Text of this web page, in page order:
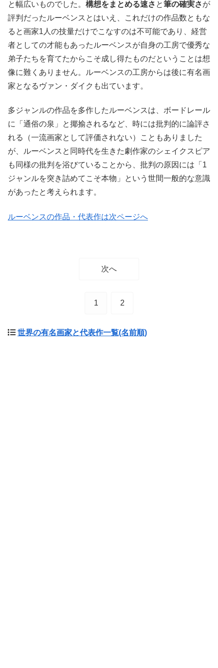
と幅広いものでした。 構想をまとめる速さ と筆の確実さが
評判だったルーベンスとはいえ、これだけの作品数ともな
ると画家1人の技量だけでこなすのは不可能であり、経営
者としての才能もあったルーベンスが自身の工房で優秀な
弟子たちを育てたからこそ成し得たものだということは想
像に難くありません。ルーベンスの工房からは後に有名画
家となるヴァン・ダイクも出ています。
多ジャンルの作品を多作したルーベンスは、ボードレール
に「通俗の泉」と揶揄されるなど、時には批判的に論評さ
れる（一流画家として評価されない）こともありました
が、ルーベンスと同時代を生きた劇作家のシェイクスピア
も同様の批判を浴びていることから、批判の原因には「1
ジャンルを突き詰めてこそ本物」という世間一般的な意識
があったと考えられます。
ルーベンスの作品・代表作は次ページへ
次へ
1 2
世界の有名画家と代表作一覧(名前順)